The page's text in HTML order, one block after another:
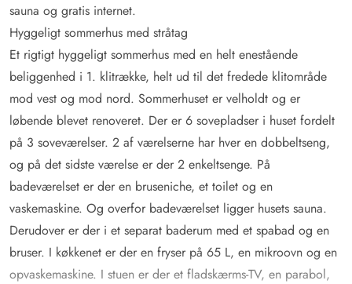
sauna og gratis internet.
Hyggeligt sommerhus med stråtag
Et rigtigt hyggeligt sommerhus med en helt enestående
beliggenhed i 1. klitrække, helt ud til det fredede klitområde
mod vest og mod nord. Sommerhuset er velholdt og er
løbende blevet renoveret. Der er 6 sovepladser i huset fordelt
på 3 soveværelser. 2 af værelserne har hver en dobbeltseng,
og på det sidste værelse er der 2 enkeltsenge. På
badeværelset er der en bruseniche, et toilet og en
vaskemaskine. Og overfor badeværelset ligger husets sauna.
Derudover er der i et separat baderum med et spabad og en
bruser. I køkkenet er der en fryser på 65 L, en mikroovn og en
opvaskemaskine. I stuen er der et fladskærms-TV, en parabol,